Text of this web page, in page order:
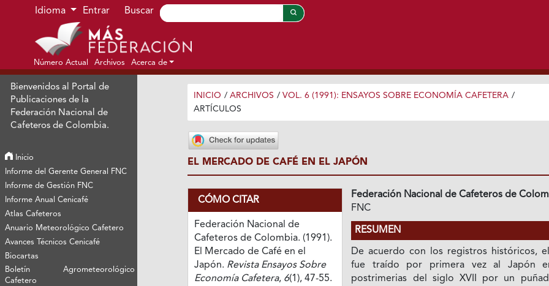
Ir al menú de navegación principal
Ir al contenido principal
Ir al pie de página del sitio
Idioma Entrar Buscar
Número Actual Archivos Acerca de
Bienvenidos al Portal de
Publicaciones de la
Federación Nacional de
Cafeteros de Colombia.
Inicio
Informe del Gerente General FNC
Informe de Gestión FNC
Informe Anual Cenicafé
Atlas Cafeteros
Anuario Meteorológico Cafetero
Avances Técnicos Cenicafé
Biocartas
Boletín Agrometeorológico
Cafetero
INICIO / ARCHIVOS / VOL. 6 (1991): ENSAYOS SOBRE ECONOMÍA CAFETERA /
ARTÍCULOS
EL MERCADO DE CAFÉ EN EL JAPÓN
CÓMO CITAR
Federación Nacional de
Cafeteros de Colombia. (1991).
El Mercado de Café en el
Japón. Revista Ensayos Sobre
Economía Cafetera, 6(1), 47-55.
Federación Nacional de Cafeteros de
FNC
RESUMEN
De acuerdo con los registros históricos,
fue traído por primera vez al Japón
postrimerias del siglo XVII por un